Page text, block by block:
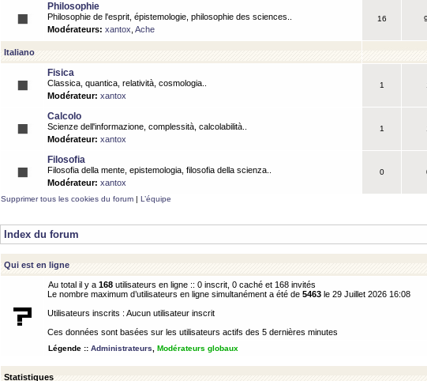
Philosophie
Philosophie de l'esprit, épistemologie, philosophie des sciences..
Modérateurs: xantox Ache
16
Italiano
Fisica
Classica, quantica, relatività, cosmologia..
Modérateur: xantox
1
Calcolo
Scienze dell'informazione, complessità, calcolabilità..
Modérateur: xantox
1
Filosofia
Filosofia della mente, epistemologia, filosofia della scienza..
Modérateur: xantox
0
Supprimer tous les cookies du forum | L’équipe
Index du forum
Qui est en ligne
Au total il y a 168 utilisateurs en ligne :: 0 inscrit, 0 caché et 168 invités
Le nombre maximum d’utilisateurs en ligne simultanément a été de 5463 le 29 Juillet 2026 16:08
Utilisateurs inscrits : Aucun utilisateur inscrit
Ces données sont basées sur les utilisateurs actifs des 5 dernières minutes
Légende :: Administrateurs Modérateurs globaux
Statistiques